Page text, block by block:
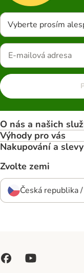
Vyberte prosím
O nás a našich
Výhody pro vás
Nakupování a slevy
Zvolte zemi
Česká republika